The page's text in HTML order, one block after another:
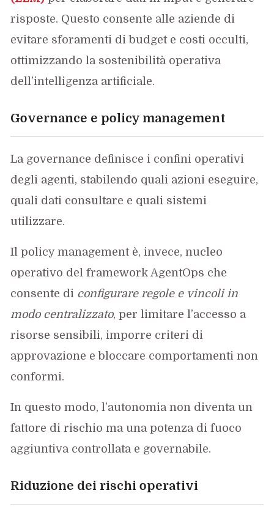
risposte. Questo consente alle aziende di
evitare sforamenti di budget e costi occulti,
ottimizzando la sostenibilità operativa
dell’intelligenza artificiale.
Governance e policy management
La governance definisce i confini operativi
degli agenti, stabilendo quali azioni eseguire,
quali dati consultare e quali sistemi
utilizzare.
Il policy management è, invece, nucleo
operativo del framework AgentOps che
consente di configurare regole e vincoli in
modo centralizzato, per limitare l’accesso a
risorse sensibili, imporre criteri di
approvazione e bloccare comportamenti non
conformi.
In questo modo, l’autonomia non diventa un
fattore di rischio ma una potenza di fuoco
aggiuntiva controllata e governabile.
Riduzione dei rischi operativi